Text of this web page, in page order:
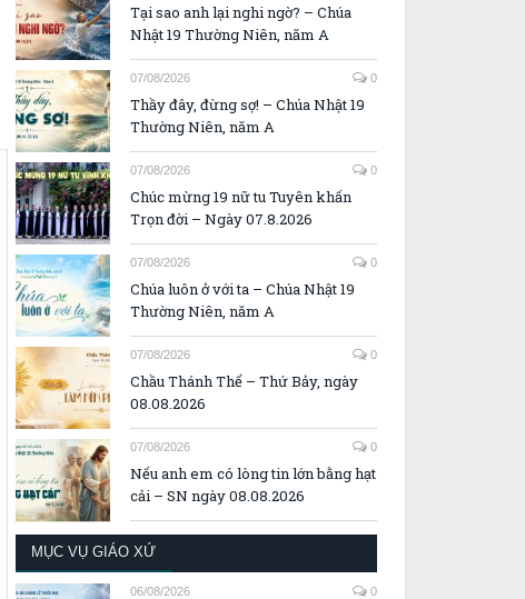
Tại sao anh lại nghi ngờ? – Chúa
Nhật 19 Thường Niên, năm A
07/08/2026 0
Thầy đây, đừng sợ! – Chúa Nhật 19
Thường Niên, năm A
07/08/2026 0
Chúc mừng 19 nữ tu Tuyên khấn
Trọn đời – Ngày 07.8.2026
07/08/2026 0
Chúa luôn ở với ta – Chúa Nhật 19
Thường Niên, năm A
07/08/2026 0
Chầu Thánh Thể – Thứ Bảy, ngày
08.08.2026
07/08/2026 0
Nếu anh em có lòng tin lớn bằng hạt
cải – SN ngày 08.08.2026
MỤC VỤ GIÁO XỨ
06/08/2026 0